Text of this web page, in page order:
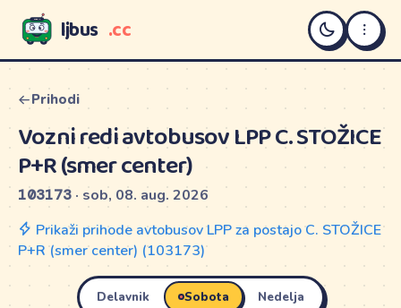
LJBUS ljbus .cc
Prihodi
Vozni redi avtobusov LPP C. STOŽICE
P+R (smer center)
103173 · sob, 08. aug. 2026
Prikaži prihode avtobusov LPP za postajo C. STOŽICE
P+R (smer center) (103173)
Delavnik Sobota Nedelja